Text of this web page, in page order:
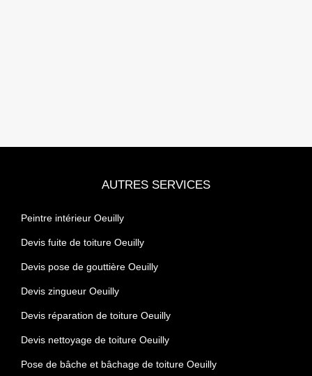
AUTRES SERVICES
Peintre intérieur Oeuilly
Devis fuite de toiture Oeuilly
Devis pose de gouttière Oeuilly
Devis zingueur Oeuilly
Devis réparation de toiture Oeuilly
Devis nettoyage de toiture Oeuilly
Pose de bâche et bâchage de toiture Oeuilly